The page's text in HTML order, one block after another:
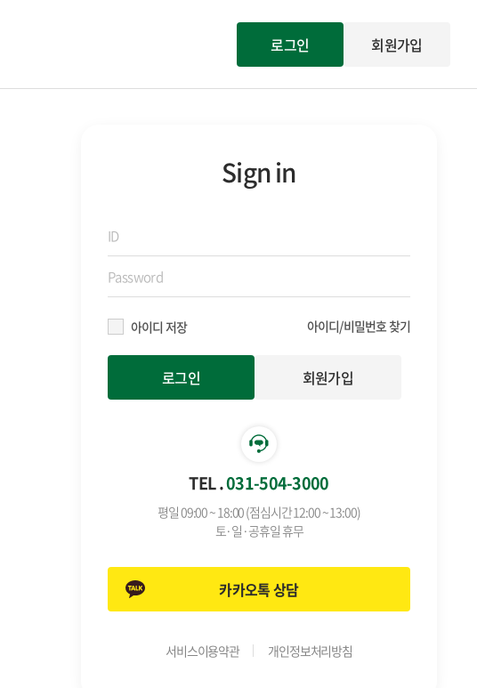
로그인 회원가입
Sign in
아이디 저장 아이디/비밀번호 찾기
회원가입
TEL .031-504-3000
평일 09:00 ~ 18:00 (점심시간 12:00 ~ 13:00)
토·일·공휴일 휴무
카카오톡 상담
서비스이용약관 개인정보처리방침